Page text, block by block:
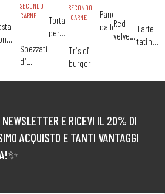
SECONDO |
CARNE
Spezzatino
di
Torta
pere
cioccolato
SECONDO
| CARNE
Tris di
burger
Pane
palloncino
Red
velvet
Tarte
tatin
E RICEVI IL 20% DI
ACQUISTO E TANTI VANTAGGI